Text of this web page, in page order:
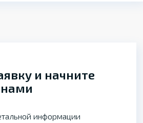
и начните
нами
информации